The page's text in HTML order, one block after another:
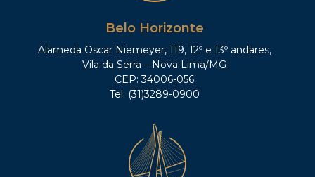
Belo Horizonte
Alameda Oscar Niemeyer, 119, 12º e 13º andares,
Vila da Serra – Nova Lima/MG
CEP: 34006-056
Tel: (31)3289-0900